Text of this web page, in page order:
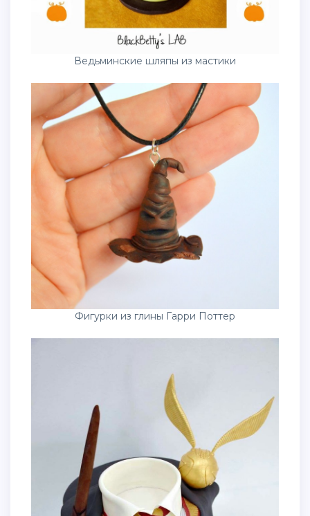
Ведьминские шляпы из мастики
Фигурки из глины Гарри Поттер